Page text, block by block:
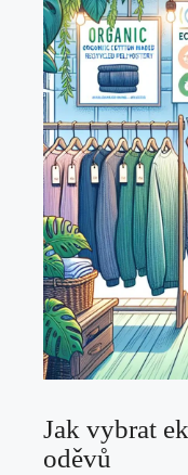
Jak vybrat
oděvů